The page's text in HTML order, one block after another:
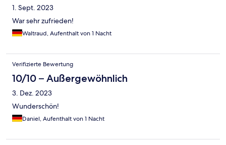
1. Sept. 2023
War sehr zufrieden!
Waltraud, Aufenthalt von 1 Nacht
Verifizierte Bewertung
10/10 – Außergewöhnlich
3. Dez. 2023
Wunderschön!
Daniel, Aufenthalt von 1 Nacht